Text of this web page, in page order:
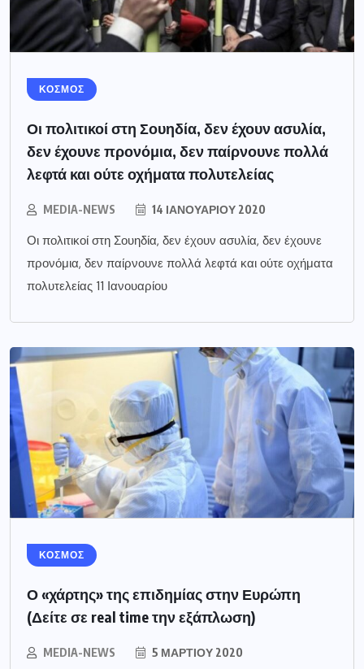
ΚΟΣΜΟΣ
Οι πολιτικοί στη Σουηδία, δεν έχουν ασυλία,
δεν έχουνε προνόμια, δεν παίρνουνε πολλά
λεφτά και ούτε οχήματα πολυτελείας
MEDIA-NEWS 14 ΙΑΝΟΥΑΡΊΟΥ 2020
Οι πολιτικοί στη Σουηδία, δεν έχουν ασυλία, δεν έχουνε
προνόμια, δεν παίρνουνε πολλά λεφτά και ούτε οχήματα
πολυτελείας 11 Ιανουαρίου
ΚΟΣΜΟΣ
Ο «χάρτης» της επιδημίας στην Ευρώπη
(Δείτε σε real time την εξάπλωση)
MEDIA-NEWS 5 ΜΑΡΤΊΟΥ 2020